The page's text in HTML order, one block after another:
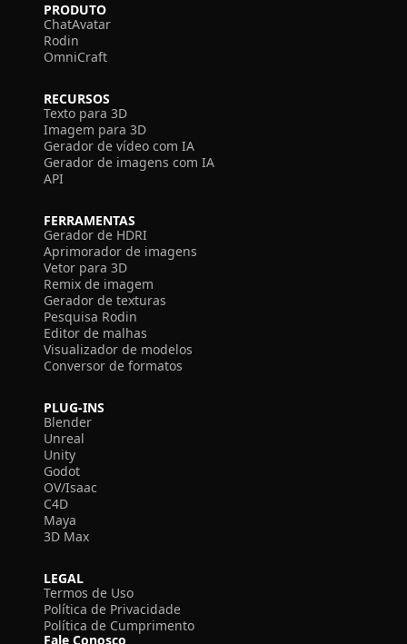
PRODUTO
ChatAvatar
Rodin
OmniCraft
RECURSOS
Texto para 3D
Imagem para 3D
Gerador de vídeo com IA
Gerador de imagens com IA
API
FERRAMENTAS
Gerador de HDRI
Aprimorador de imagens
Vetor para 3D
Remix de imagem
Gerador de texturas
Pesquisa Rodin
Editor de malhas
Visualizador de modelos
Conversor de formatos
PLUG-INS
Blender
Unreal
Unity
Godot
OV/Isaac
C4D
Maya
3D Max
LEGAL
Termos de Uso
Política de Privacidade
Política de Cumprimento
Fale Conosco